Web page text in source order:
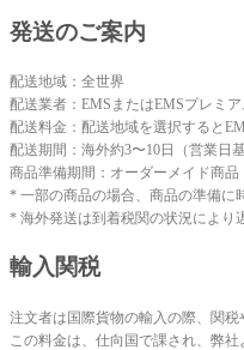
発送のご案内
配送地域：全世界
配送業者：EMSまたはEMSプレミア
配送料金：配送地域を選択すると
配送期間：海外約3〜10日（営業日
商品準備期間：オーダーメイド商品
* 一部の商品の場合、商品の準備に
* 海外発送は到着税関の状況により
輸入関税
注文者は国際貨物の輸入の際、関税
この料金は、仕向国で課され、弊